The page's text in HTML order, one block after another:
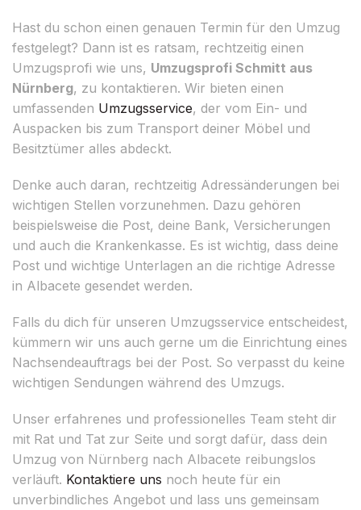
Hast du schon einen genauen Termin für den Umzug
festgelegt? Dann ist es ratsam, rechtzeitig einen
Umzugsprofi wie uns, Umzugsprofi Schmitt aus
Nürnberg, zu kontaktieren. Wir bieten einen
umfassenden Umzugsservice, der vom Ein- und
Auspacken bis zum Transport deiner Möbel und
Besitztümer alles abdeckt.
Denke auch daran, rechtzeitig Adressänderungen bei
wichtigen Stellen vorzunehmen. Dazu gehören
beispielsweise die Post, deine Bank, Versicherungen
und auch die Krankenkasse. Es ist wichtig, dass deine
Post und wichtige Unterlagen an die richtige Adresse
in Albacete gesendet werden.
Falls du dich für unseren Umzugsservice entscheidest,
kümmern wir uns auch gerne um die Einrichtung eines
Nachsendeauftrags bei der Post. So verpasst du keine
wichtigen Sendungen während des Umzugs.
Unser erfahrenes und professionelles Team steht dir
mit Rat und Tat zur Seite und sorgt dafür, dass dein
Umzug von Nürnberg nach Albacete reibungslos
verläuft. Kontaktiere uns noch heute für ein
unverbindliches Angebot und lass uns gemeinsam